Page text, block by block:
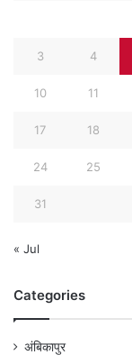
3 4
10 11
17 18
24 25
31
« Jul
Categories
अंबिकापुर